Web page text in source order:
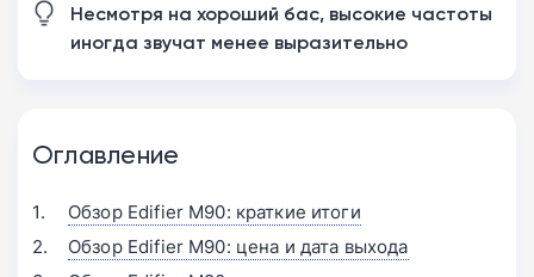
Несмотря на хороший бас, высокие частоты
иногда звучат менее выразительно
Оглавление
Обзор Edifier M90: краткие итоги
Обзор Edifier M90: цена и дата выхода